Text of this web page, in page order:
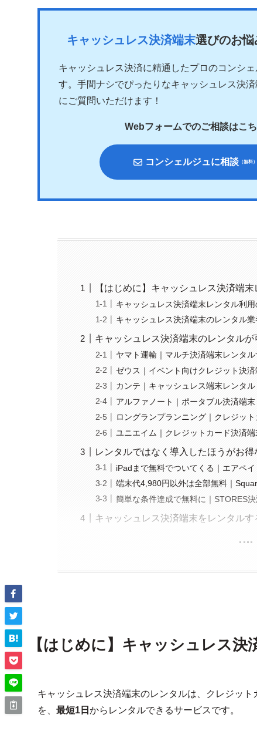
キャッシュレス決済端末選びのお悩
キャッシュレス決済に精通したプロのコンシ
す。手間ナシでぴったりなキャッシュレス決
にご質問いただけます！
Webフォームでのご相談はこ
コンシェルジュに相談 （無料）
【はじめに】キャッシュレス決済端
キャッシュレス決済端末レンタル利
キャッシュレス決済端末のレンタル
キャッシュレス決済端末のレンタルが
ヤマト運輸｜マルチ決済端末レンタル
ゼウス｜イベント向けクレジット決
カンテ｜キャッシュレス端末レンタル
アルファノート｜ポータブル決済端末
ロングランプランニング｜クレジッ
ユニエイム｜クレジットカード決済
レンタルではなく導入したほうがお得
iPadまで無料でついてくる｜エアペイ
端末代4,980円以外は全部無料｜
簡単な条件達成で無料に｜STORES決
キャッシュレス決済端末をレンタルす
【はじめに】キャッシュレス
キャッシュレス決済端末のレンタルは、クレジッ
を、 最短1日 からレンタルできるサービスです。